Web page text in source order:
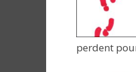
perdent